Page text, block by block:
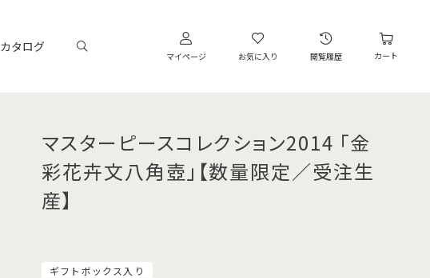
カタログ
マイページ お気に入り 閲覧履歴 カート
マスターピースコレクション2014 「金
彩花卉文八角壺」【数量限定／受注生
産】
ギフトボックス入り